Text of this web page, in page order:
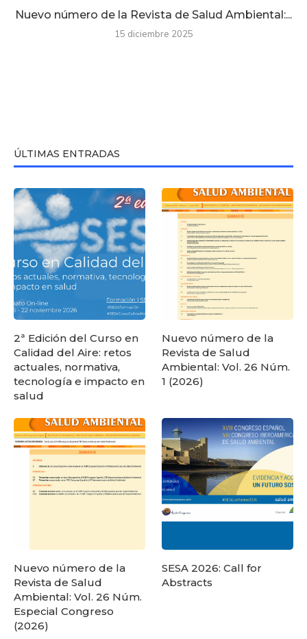
Nuevo número de la Revista de Salud Ambiental:...
15 diciembre 2025
ÚLTIMAS ENTRADAS
2ª Edición del Curso en
Calidad del Aire: retos
actuales, normativa,
tecnología e impacto en
salud
Nuevo número de la
Revista de Salud
Ambiental: Vol. 26 Núm.
1 (2026)
Nuevo número de la
Revista de Salud
Ambiental: Vol. 26 Núm.
Especial Congreso
(2026)
SESA 2026: Call for
Abstracts